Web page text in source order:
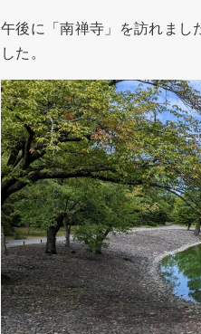
午後に「南禅寺」を訪れまし
した。